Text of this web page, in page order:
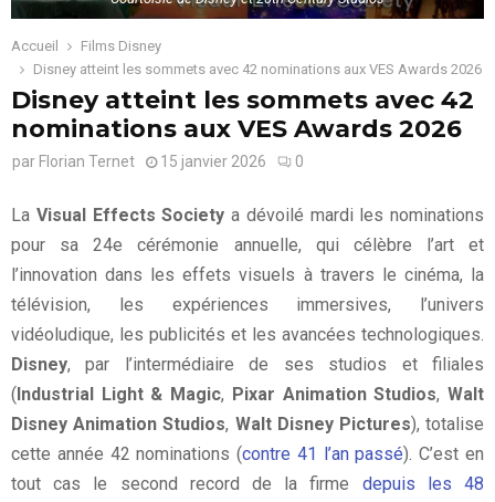
Accueil
Films Disney
Disney atteint les sommets avec 42 nominations aux VES Awards 2026
Disney atteint les sommets avec 42
nominations aux VES Awards 2026
par Florian Ternet 15 janvier 2026 0
La Visual Effects Society a dévoilé mardi les nominations
pour sa 24e cérémonie annuelle, qui célèbre l’art et
l’innovation dans les effets visuels à travers le cinéma, la
télévision, les expériences immersives, l’univers
vidéoludique, les publicités et les avancées technologiques.
Disney, par l’intermédiaire de ses studios et filiales
( Industrial Light & Magic, Pixar Animation Studios,Walt
Disney Animation Studios, Walt Disney Pictures), totalise
cette année 42 nominations (contre 41 l’an passé). C’est en
tout cas le second record de la firme depuis les 48